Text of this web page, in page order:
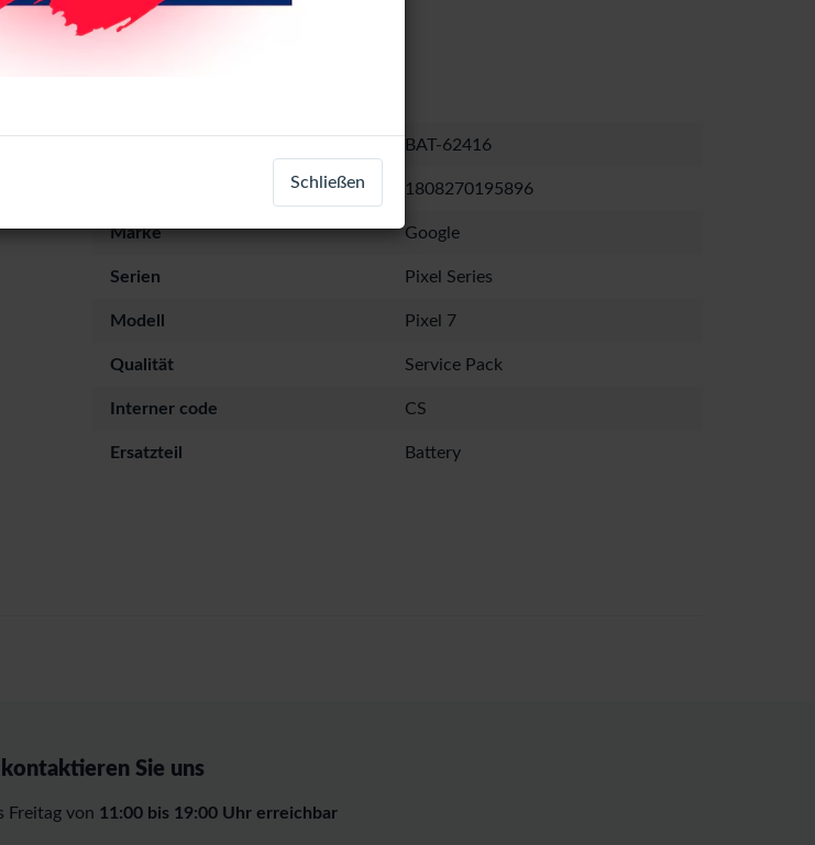
BAT-62416
1808270195896
Marke Google
Serien Pixel Series
Modell Pixel 7
Qualität Service Pack
Interner code CS
Ersatzteil Battery
Sie uns
Freitag von 11:00 bis 19:00 Uhr erreichbar
Schließen